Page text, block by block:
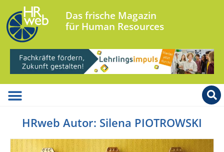
Das frische Magazin
für Human Resources
HRweb Autor: Silena PIOTROWSKI